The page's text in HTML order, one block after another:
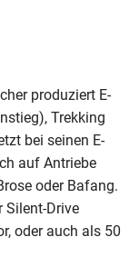
produziert E-
Trekking
bei seinen E-
auf Antriebe
oder Bafang.
Silent-Drive
oder auch als 50